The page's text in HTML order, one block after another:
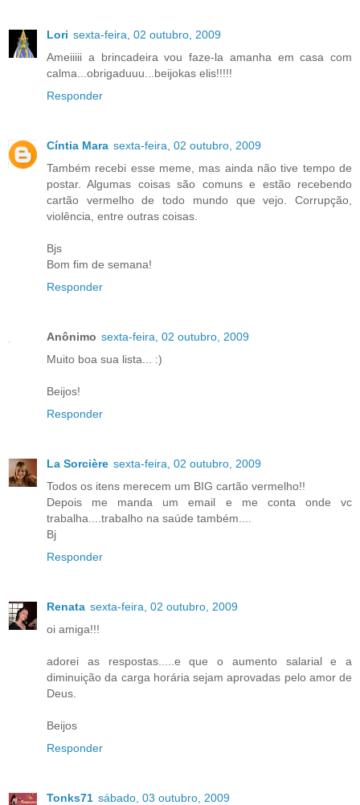
Lori sexta-feira, 02 outubro, 2009
Ameiiiii a brincadeira vou faze-la amanha em casa com
calma...obrigaduuu...beijokas elis!!!!!
Responder
Cíntia Mara sexta-feira, 02 outubro, 2009
Também recebi esse meme, mas ainda não tive tempo de
postar. Algumas coisas são comuns e estão recebendo
cartão vermelho de todo mundo que vejo. Corrupção,
violência, entre outras coisas.
Bjs
Bom fim de semana!
Responder
Anônimo sexta-feira, 02 outubro, 2009
Muito boa sua lista... :)
Beijos!
Responder
La Sorcière sexta-feira, 02 outubro, 2009
Todos os itens merecem um BIG cartão vermelho!!
Depois me manda um email e me conta onde vc
trabalha....trabalho na saúde também....
Bj
Responder
Renata sexta-feira, 02 outubro, 2009
oi amiga!!!
adorei as respostas.....e que o aumento salarial e a
diminuição da carga horária sejam aprovadas pelo amor de
Deus.
Beijos
Responder
Tonks71 sábado, 03 outubro, 2009